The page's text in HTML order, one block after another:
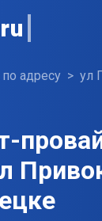
адресу
ул